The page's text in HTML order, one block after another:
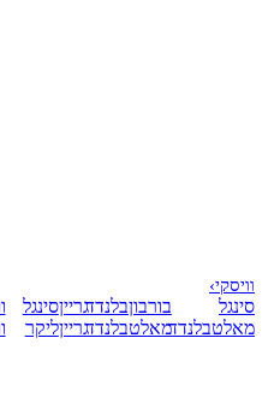
וויסקי›
סינגל
מאלטבלנדד
בורבוןבלנדד
מאלטבלנדד
גרייןסינגל
גרייןליקר